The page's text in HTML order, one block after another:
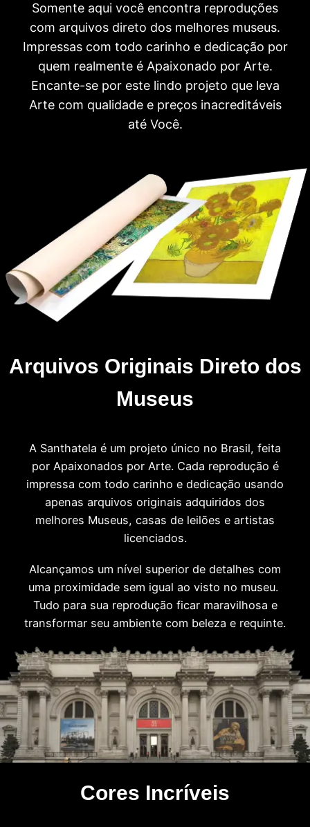
Somente aqui você encontra reproduções
com arquivos direto dos melhores museus.
Impressas com todo carinho e dedicação por
quem realmente é Apaixonado por Arte.
Encante-se por este lindo projeto que leva
Arte com qualidade e preços inacreditáveis
até Você.
Arquivos Originais Direto dos
Museus
A Santhatela é um projeto único no Brasil, feita
por Apaixonados por Arte. Cada reprodução é
impressa com todo carinho e dedicação usando
apenas arquivos originais adquiridos dos
melhores Museus, casas de leilões e artistas
licenciados.
Alcançamos um nível superior de detalhes com
uma proximidade sem igual ao visto no museu.
Tudo para sua reprodução ficar maravilhosa e
transformar seu ambiente com beleza e requinte.
Cores Incríveis